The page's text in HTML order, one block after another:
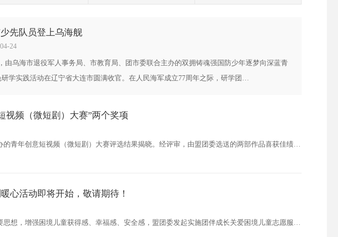
先队员登上乌海舰
24
由乌海市退役军人事务局、市教育局、团市委联合主办的双拥铸魂强国防少年逐梦向深蓝青
研学实践活动在辽宁省大连市圆满收官。在人民海军成立77周年之际，研学团…
视频（微短剧）大赛”两个奖项
近日，由自治区团委、自治区党委网信办联合主办的青年创意短视频（微短剧）大赛评选结果揭晓。经评审，由盟团委选送的两部作品喜获佳绩。其中，由共青团锡林郭勒盟委员会与锡林郭勒边境管理支队联合出品的《做个狗不理的边境管理民警》荣获大赛季军，《以坚守…
心活动即将开始，敬请期待！
为深入贯彻落实习近平总书记关于青年工作的重要思想，增强困境儿童获得感、幸福感、安全感，盟团委发起实施团伴成长关爱困境儿童志愿服务项目，聚焦服务对象需求，开展思想引领、亲情陪伴、社会融入、自护教育等服务活动，助力困境儿童收获知识技能、提升综合…